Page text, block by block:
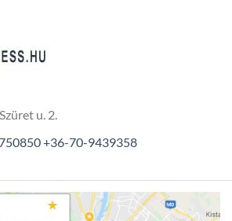
u. 2.
+36-70-9439358